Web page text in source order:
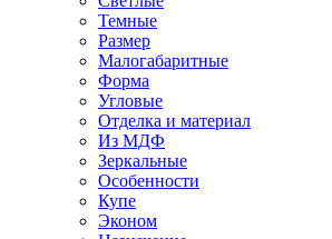
Темные
Размер
Малогабаритные
Форма
Угловые
Отделка и материал
Из МДФ
Зеркальные
Особенности
Купе
Эконом